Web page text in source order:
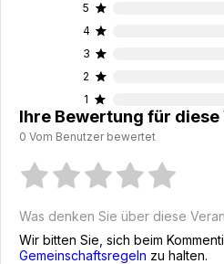
Ihre Bewertung für
0 Vom Benutzer bewertet
Was denken Sie über diese
Wir bitten Sie, sich beim
Gemeinschaftsregeln zu halten.
5
4
3
2
1